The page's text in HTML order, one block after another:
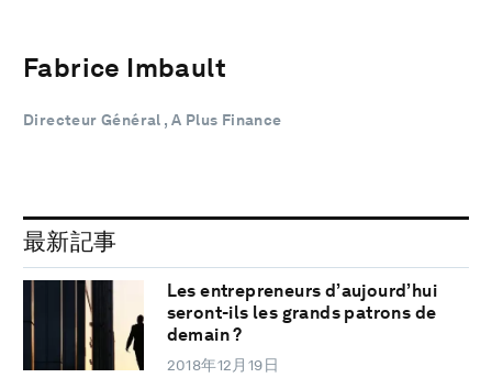
Fabrice Imbault
Directeur Général , A Plus Finance
最新記事
Les entrepreneurs d’aujourd’hui
seront-ils les grands patrons de
demain ?
2018年12月19日